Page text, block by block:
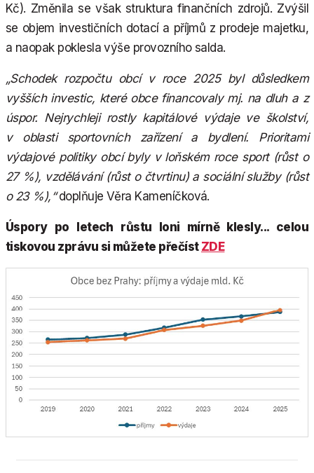
Kč). Změnila se však struktura finančních zdrojů. Zvýšil
se objem investičních dotací a příjmů z prodeje majetku,
a naopak poklesla výše provozního salda.
„Schodek rozpočtu obcí v roce 2025 byl důsledkem
vyšších investic, které obce financovaly mj. na dluh a z
úspor. Nejrychleji rostly kapitálové výdaje ve školství,
v oblasti sportovních zařízení a bydlení. Prioritami
výdajové politiky obcí byly v loňském roce sport (růst o
27 %), vzdělávání (růst o čtvrtinu) a sociální služby (růst
o 23 %),“doplňuje Věra Kameníčková.
Úspory po letech růstu loni mírně klesly... celou
tiskovou zprávu si můžete přečíst ZDE